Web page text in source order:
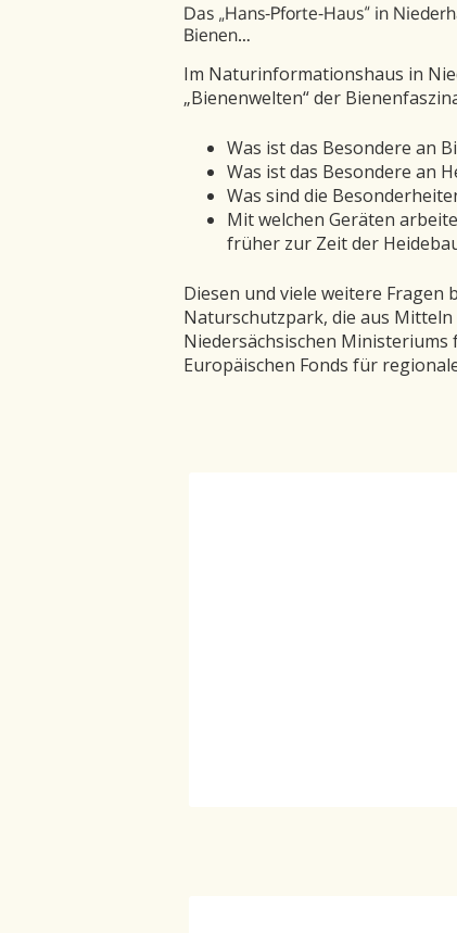
Das „Hans-Pforte-Haus“ in
Bienen…
Im Naturinformationshaus in
„Bienenwelten“ der
Was ist das Besondere an
Was ist das Besondere an
Was sind die
Mit welchen Geräten
früher zur Zeit der
Diesen und viele weitere
Naturschutzpark, die aus
Niedersächsischen Ministeriums
Europäischen Fonds für